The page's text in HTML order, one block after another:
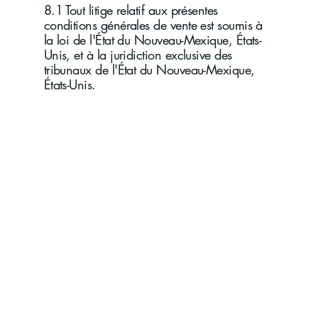
8.1 Tout litige relatif aux présentes
conditions générales de vente est soumis à
la loi de l'État du Nouveau-Mexique, États-
Unis, et à la juridiction exclusive des
tribunaux de l'État du Nouveau-Mexique,
États-Unis.